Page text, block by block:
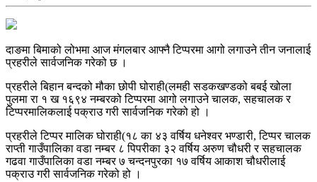
दाङमा बिमाको लोभमा आज मंगलबार आफ्नै टिप्परमा आगो लगाउने तीन जनालाई
प्रहरीले सार्वजनिक गरेको छ ।
प्रहरीले बिहान बन्दको मौका छोपी घोराही(लमही सडकखण्डको बबई खोला
पुलमा रा १ ख १६९४ नम्बरको टिप्परमा आगो लगाउने चालक, सहचालक र
टिप्परमालिकलाई पक्राउ गरी सार्वजनिक गरेको हो ।
प्रहरीले टिप्पर मालिक घोराही(१८ का ४३ वर्षिय धनेश्वर भण्डारी, टिप्पर चालक
राप्ती गाउँपालिका वडा नम्बर ८ पिपरीका ३२ वर्षिय अरुण चौधरी र सहचालक
गढवा गाउँपालिका वडा नम्बर ७ चन्दनपुरका १७ वर्षिय आकाश चौधरीलाई
पक्राउ गरी सार्वजनिक गरेको हो ।